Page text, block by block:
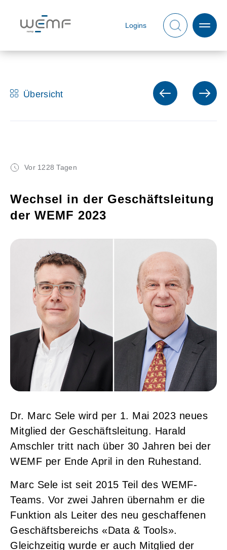
Logins
Übersicht
Vor 1228 Tagen
Wechsel in der Geschäftsleitung
der WEMF 2023
Dr. Marc Sele wird per 1. Mai 2023 neues
Mitglied der Geschäftsleitung. Harald
Amschler tritt nach über 30 Jahren bei der
WEMF per Ende April in den Ruhestand.
Marc Sele ist seit 2015 Teil des WEMF-
Teams. Vor zwei Jahren übernahm er die
Funktion als Leiter des neu geschaffenen
Geschäftsbereichs «Data & Tools».
Gleichzeitig wurde er auch Mitglied der